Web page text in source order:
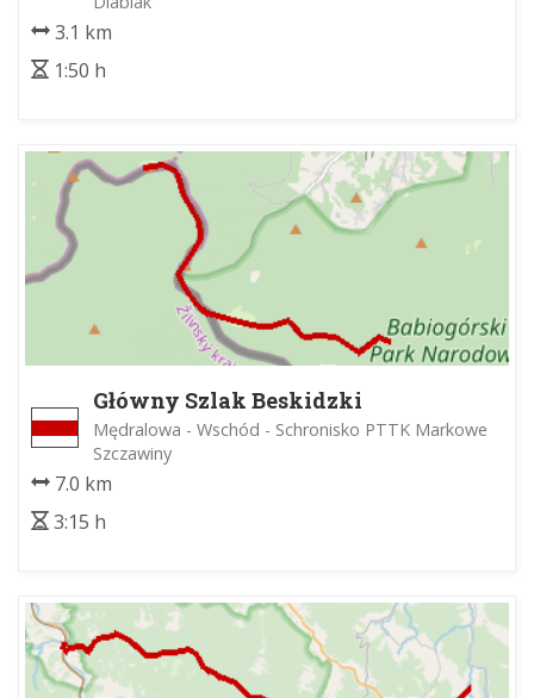
3.1 km
1:50 h
Główny Szlak Beskidzki
Mędralowa - Wschód - Schronisko PTTK Markowe
Szczawiny
7.0 km
3:15 h